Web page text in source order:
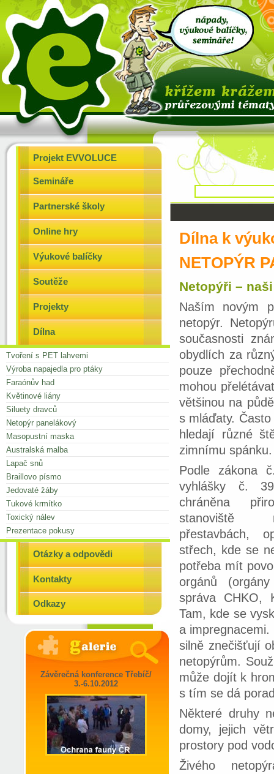
Projekt EVVOLUCE
Semináře
Partnerské školy
Online hry
Výukové balíčky
Soutěže
Projekty
Dílna
Tvoření s PET lahvemi
Výroba napajedla pro ptáky
Faraónův had
Květinové liány
Siluety dravců
Netopýr panelákový
Masopustní maska
Australská malba
Lapač snů
Braillovo písmo
Jedovaté žáby
Tukové krmítko
Toxický nálev
Prezentace pokusy
Otázky a odpovědi
Kontakty
Odkazy
Závěrečná konference Třebíč/
3.-6.10.2012
Dílna k
NETOPÝR
Netopýři –
Naším novým
netopýr.
současnosti
obydlích za
pouze
mohou
většinou na
s mláďaty.
hledají různé
zimnímu spánku.
Podle zákona
vyhlášky č.
chráněna
stanoviště
přestavbách,
střech, kde se
potřeba mít
orgánů
správa CHKO,
Tam, kde se
a
silně znečišťují
netopýrům.
může dojít k
s tím se dá
Některé druhy
domy, jejich
prostory pod
Živého